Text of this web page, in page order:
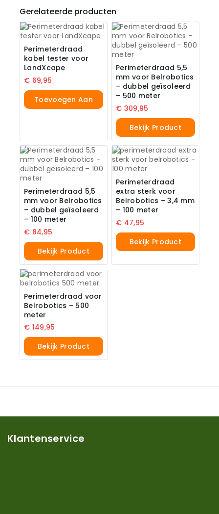
Gerelateerde producten
Perimeterdraad
kabel tester voor
LandXcape
€ 69,95
Toevoegen Aan
Perimeterdraad 5,5
mm voor Belrobotics
– dubbel geïsoleerd
– 500 meter
€ 309,95
Bekijk Product
Perimeterdraad 5,5
mm voor Belrobotics
– dubbel geïsoleerd
– 100 meter
€ 84,95
Bekijk Product
Perimeterdraad
extra sterk voor
Belrobotics – 3,4 mm
– 100 meter
€ 47,95
Bekijk Product
Perimeterdraad voor
Belrobotics – 500
meter
€ 149,95
Bekijk Product
Klantenservice